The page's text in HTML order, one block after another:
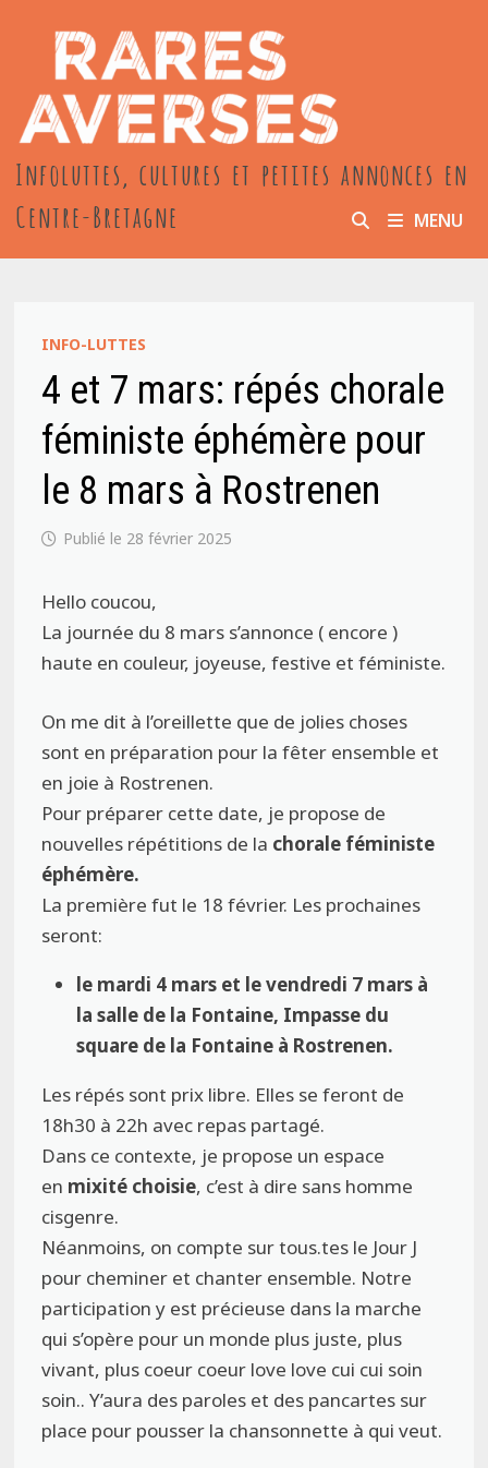
contenu
Infoluttes, cultures et petites annonces en
Centre-Bretagne
MENU
INFO-LUTTES
4 et 7 mars: répés chorale
féministe éphémère pour
le 8 mars à Rostrenen
28 février 2025
Hello coucou,
La journée du 8 mars s’annonce ( encore )
haute en couleur, joyeuse, festive et féministe.
On me dit à l’oreillette que de jolies choses
sont en préparation pour la fêter ensemble et
en joie à Rostrenen.
Pour préparer cette date, je propose de
nouvelles répétitions de la chorale féministe
éphémère.
La première fut le 18 février. Les prochaines
seront:
le mardi 4 mars et le vendredi 7 mars à
la salle de la Fontaine, Impasse du
square de la Fontaine à Rostrenen.
Les répés sont prix libre. Elles se feront de
18h30 à 22h avec repas partagé.
Dans ce contexte, je propose un espace
en mixité choisie, c’est à dire sans homme
cisgenre.
Néanmoins, on compte sur tous.tes le Jour J
pour cheminer et chanter ensemble. Notre
participation y est précieuse dans la marche
qui s’opère pour un monde plus juste, plus
vivant, plus coeur coeur love love cui cui soin
soin.. Y’aura des paroles et des pancartes sur
place pour pousser la chansonnette à qui veut.